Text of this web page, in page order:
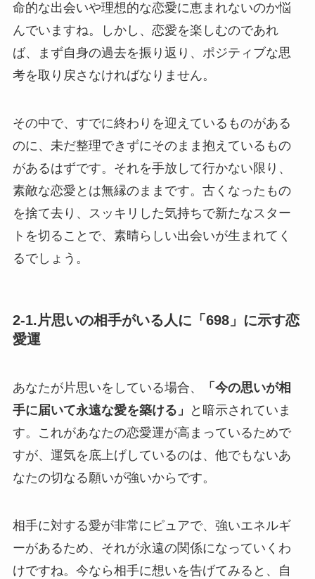
命的な出会いや理想的な恋愛に恵まれないのか悩
んでいますね。しかし、恋愛を楽しむのであれ
ば、まず自身の過去を振り返り、ポジティブな思
考を取り戻さなければなりません。
その中で、すでに終わりを迎えているものがある
のに、未だ整理できずにそのまま抱えているもの
があるはずです。それを手放して行かない限り、
素敵な恋愛とは無縁のままです。古くなったもの
を捨て去り、スッキリした気持ちで新たなスター
トを切ることで、素晴らしい出会いが生まれてく
るでしょう。
2-1.片思いの相手がいる人に「698」に示す恋
愛運
あなたが片思いをしている場合、
「今の思いが相
手に届いて永遠な愛を築ける」
と暗示されていま
す。これがあなたの恋愛運が高まっているためで
すが、運気を底上げしているのは、他でもないあ
なたの切なる願いが強いからです。
相手に対する愛が非常にピュアで、強いエネルギ
ーがあるため、それが永遠の関係になっていくわ
けですね。今なら相手に想いを告げてみると、自